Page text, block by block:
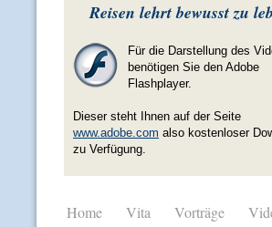
Reisen lehrt bewusst zu
Für die Darstellung des
benötigen Sie den Adobe
Flashplayer.
Dieser steht Ihnen auf der Seite
www.adobe.com also kostenloser
zu Verfügung.
Home Vita Vorträge